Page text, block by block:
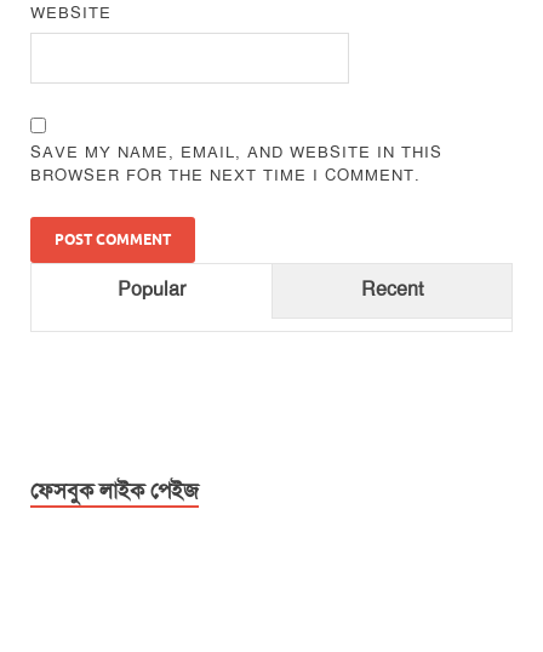
WEBSITE
SAVE MY NAME, EMAIL, AND WEBSITE IN THIS
BROWSER FOR THE NEXT TIME I COMMENT.
Popular Recent
ফেসবুক লাইক পেইজ